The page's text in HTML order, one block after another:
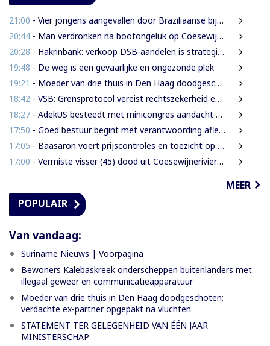
21:00 - Vier jongens aangevallen door Braziliaanse bijen tijdens leguanenjacht
20:44 - Man verdronken na bootongeluk op Coesewijnerivier
20:28 - Hakrinbank: verkoop DSB-aandelen is strategische keuze
19:48 - De weg is een gevaarlijke en ongezonde plek
19:21 - Moeder van drie thuis in Den Haag doodgeschoten; verdachte ex-partner opgepakt na vluchten
18:42 - VSB: Grensprotocol vereist rechtszekerheid en harde waarborgen
18:27 - AdekUS besteedt met minicongres aandacht aan cultureel erfgoed
17:50 - Goed bestuur begint met verantwoording afleggen
17:05 - Baasaron voert prijscontroles en toezicht op voedselveiligheid op
17:00 - Vermiste visser (45) dood uit Coesewijnerivier gehaald
MEER
POPULAIR
Van vandaag:
Suriname Nieuws | Voorpagina
Bewoners Kalebaskreek onderscheppen buitenlanders met
illegaal geweer en communicatieapparatuur
Moeder van drie thuis in Den Haag doodgeschoten;
verdachte ex-partner opgepakt na vluchten
STATEMENT TER GELEGENHEID VAN ÉÉN JAAR
MINISTERSCHAP